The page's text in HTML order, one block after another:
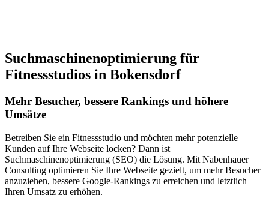
Suchmaschinenoptimierung für
Fitnessstudios in Bokensdorf
Mehr Besucher, bessere Rankings und höhere
Umsätze
Betreiben Sie ein Fitnessstudio und möchten mehr potenzielle
Kunden auf Ihre Webseite locken? Dann ist
Suchmaschinenoptimierung (SEO) die Lösung. Mit Nabenhauer
Consulting optimieren Sie Ihre Webseite gezielt, um mehr Besucher
anzuziehen, bessere Google-Rankings zu erreichen und letztlich
Ihren Umsatz zu erhöhen.